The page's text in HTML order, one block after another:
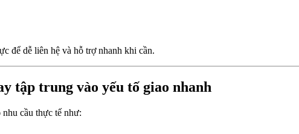
để dễ liên hệ và hỗ trợ nhanh khi cần.
tập trung vào yếu tố giao nhanh
cầu thực tế như: